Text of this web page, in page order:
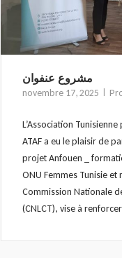
مشروع عنفوان
novembre 17, 2025
L’Association
ATAF a eu le plaisir de
projet Anfouen _
ONU Femmes Tunisie
Commission Nationale
(CNLCT), vise à